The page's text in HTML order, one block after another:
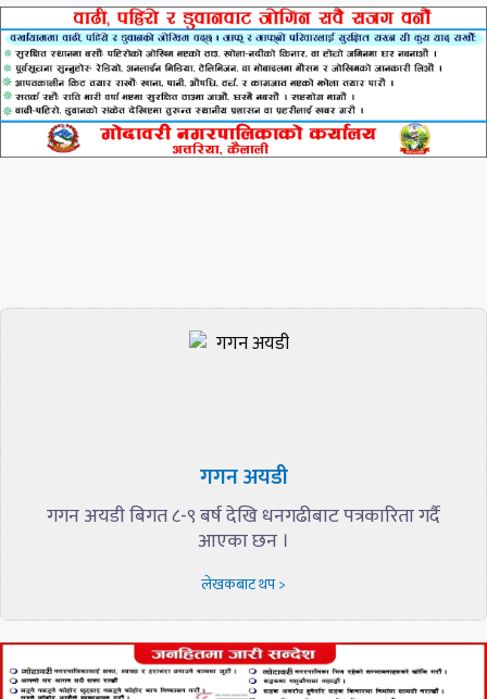
गगन अयडी
गगन अयडी बिगत ८-९ बर्ष देखि धनगढीबाट पत्रकारिता गर्दै
आएका छन ।
लेखकबाट थप >